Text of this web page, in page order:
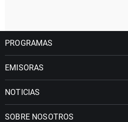
PROGRAMAS
EMISORAS
NOTICIAS
SOBRE NOSOTROS